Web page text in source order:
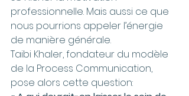
professionnelle. Mais aussi ce que
nous pourrions appeler l’énergie
de manière générale.
Taibi Khaler, fondateur du modèle
de la Process Communication,
pose alors cette question: